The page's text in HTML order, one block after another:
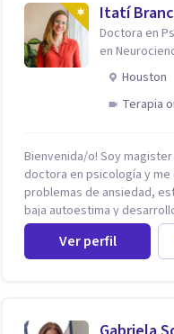
Itatí
Doctora en
en
ansiedad y
Houston
Terapia
Bienvenida/o! Soy magister en neurociencias,
doctora en psicología y
problemas de ansiedad,
baja autoestima y
para el bienestar
problemáticas como la
emocional, tendencias
Ver perfil